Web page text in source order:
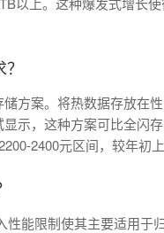
方案。将热数据存放在
示，这种方案可比全闪
2400元区间，较年初上
能限制使其主要适用于